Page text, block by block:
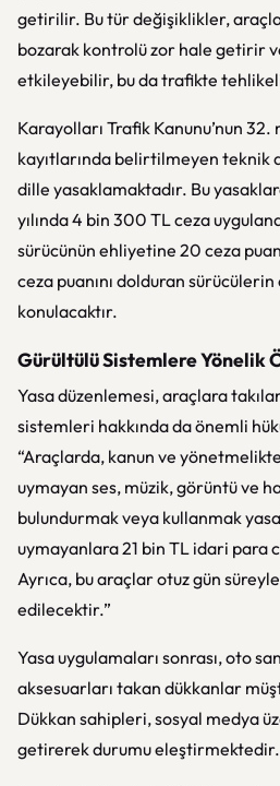
getirilir. Bu tür değişiklikler,
bozarak kontrolü zor hale getirir
etkileyebilir, bu da trafikte
Karayolları Trafik Kanunu’nun
kayıtlarında belirtilmeyen teknik
dille yasaklamaktadır. Bu
yılında 4 bin 300 TL ceza
sürücünün ehliyetine 20 ceza
ceza puanını dolduran
konulacaktır.
Gürültülü Sistemlere Yönelik
Yasa düzenlemesi, araçlara
sistemleri hakkında da önemli
“Araçlarda, kanun ve
uymayan ses, müzik, görüntü ve
bulundurmak veya kullanmak
uymayanlara 21 bin TL idari para
Ayrıca, bu araçlar otuz gün
edilecektir.”
Yasa uygulamaları sonrası, oto
aksesuarları takan dükkanlar
Dükkan sahipleri, sosyal medya
getirerek durumu eleştirmektedir.